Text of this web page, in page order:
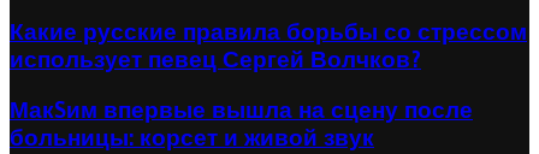
Какие русские правила борьбы со стрессом
использует певец Сергей Волчков?
МакSим впервые вышла на сцену после
больницы: корсет и живой звук